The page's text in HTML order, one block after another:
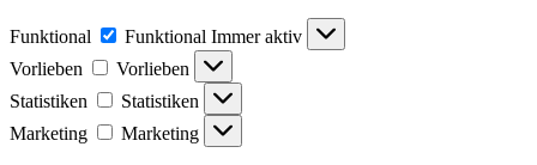
Funktional Funktional Immer aktiv
Vorlieben
Vorlieben
Statistiken
Statistiken
Marketing
Marketing